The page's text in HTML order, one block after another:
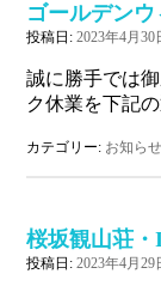
ゴールデン
投稿日: 2023年4月30
誠に勝手では
ク休業を下記
カテゴリー: お知らせ
桜坂観山荘
投稿日: 2023年4月29